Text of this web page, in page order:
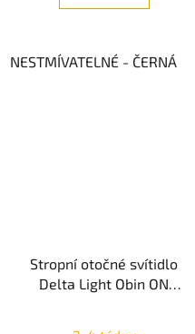
NESTMÍVATELNÉ - ČERNÁ
Stropní otočné svítidlo
Delta Light Obin ON